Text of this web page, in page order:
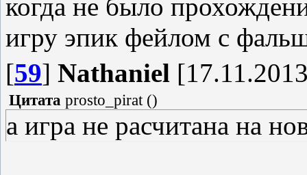
когда не было
игру эпик фейлом с
[59] Nathaniel
Цитата prosto_pirat()
а игра не расчитана на